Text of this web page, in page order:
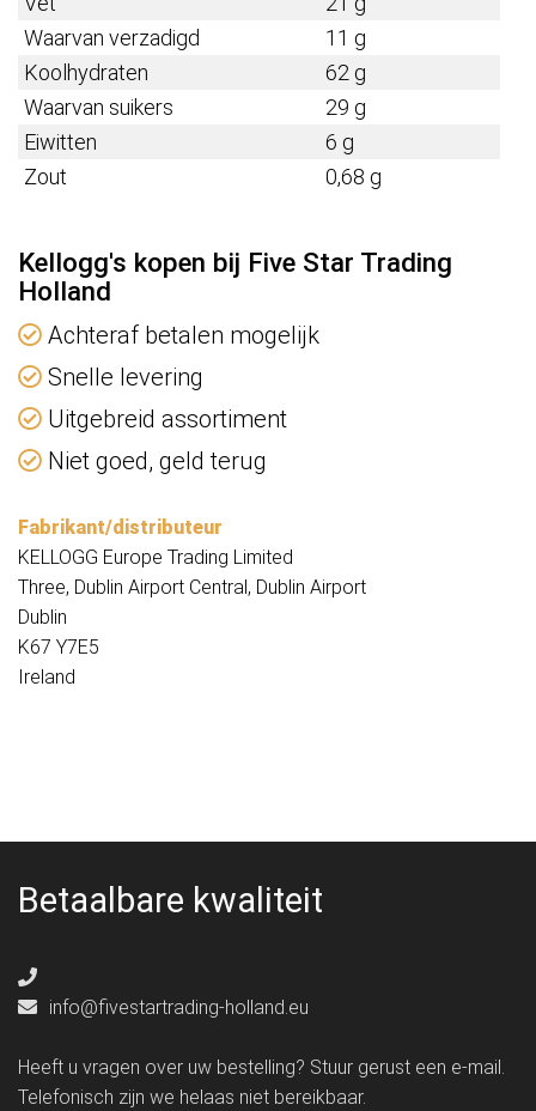
Waarvan verzadigd
11 g
Koolhydraten
62 g
Waarvan suikers
29 g
Eiwitten
6 g
Zout
0,68 g
Kellogg's kopen bij Five Star Trading
Holland
Achteraf betalen mogelijk
Snelle levering
Uitgebreid assortiment
Niet goed, geld terug
Fabrikant/distributeur
KELLOGG Europe Trading Limited
Three, Dublin Airport Central, Dublin Airport
Dublin
K67 Y7E5
Ireland
Betaalbare kwaliteit
info@fivestartrading-holland.eu
Heeft u vragen over uw bestelling? Stuur gerust een e-mail.
Telefonisch zijn we helaas niet bereikbaar.